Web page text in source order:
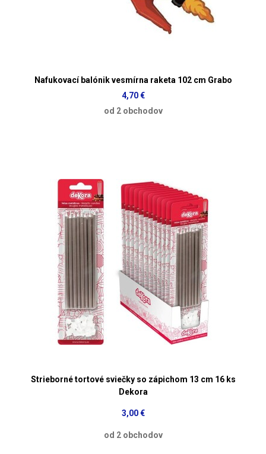
Nafukovací balónik vesmírna raketa 102 cm Grabo
4,70 €
od 2 obchodov
Strieborné tortové sviečky so zápichom 13 cm 16 ks
Dekora
3,00 €
od 2 obchodov